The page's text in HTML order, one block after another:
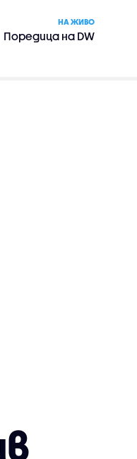
НА ЖИВО
Поредица на DW